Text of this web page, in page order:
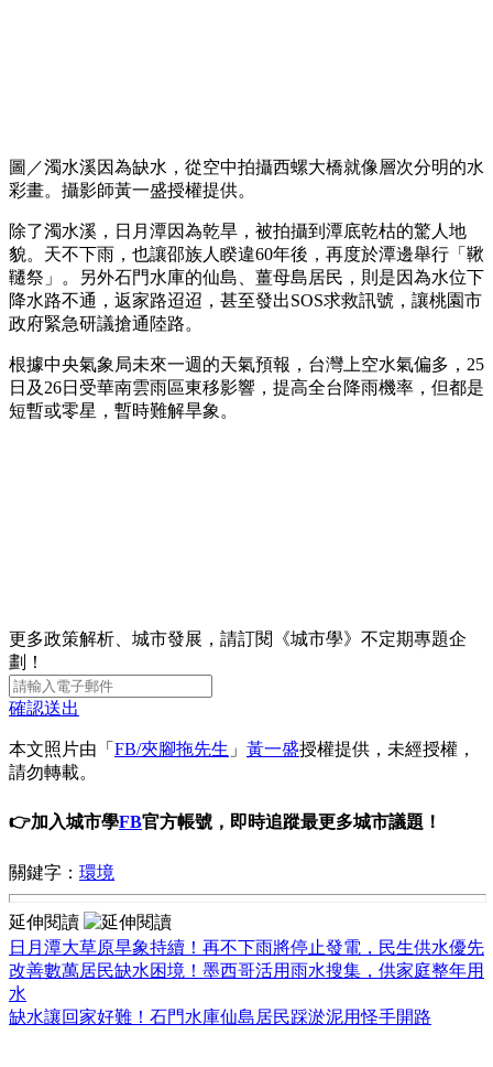
圖／濁水溪因為缺水，從空中拍攝西螺大橋就像層次分明的水
彩畫。攝影師黃一盛授權提供。
除了濁水溪，日月潭因為乾旱，被拍攝到潭底乾枯的驚人地
貌。天不下雨，也讓邵族人睽違60年後，再度於潭邊舉行「鞦
韆祭」。另外石門水庫的仙島、薑母島居民，則是因為水位下
降水路不通，返家路迢迢，甚至發出SOS求救訊號，讓桃園市
政府緊急研議搶通陸路。
根據中央氣象局未來一週的天氣預報，台灣上空水氣偏多，25
日及26日受華南雲雨區東移影響，提高全台降雨機率，但都是
短暫或零星，暫時難解旱象。
更多政策解析、城市發展，請訂閱《城市學》不定期專題企
劃！
確認送出
本文照片由「 FB/夾腳拖先生 」 黃一盛授權提供，未經授權，
請勿轉載。
👉加入城市學FB官方帳號，即時追蹤最更多城市議題！
關鍵字： 環境
延伸閱讀
日月潭大草原旱象持續！再不下雨將停止發電，民生供水優先
改善數萬居民缺水困境！墨西哥活用雨水搜集，供家庭整年用
水
缺水讓回家好難！石門水庫仙島居民踩淤泥用怪手開路